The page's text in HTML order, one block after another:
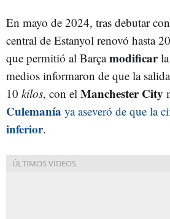
En mayo de 2024, tras debutar
central de Estanyol renovó hasta
que permitió al Barçamodificarla
medios informaron de que la
10 kilos, con el Manchester City
Culemanía ya aseveró de que la
inferior.